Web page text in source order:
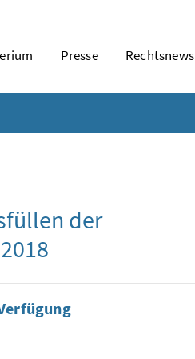
Presse Rechtsnews
der